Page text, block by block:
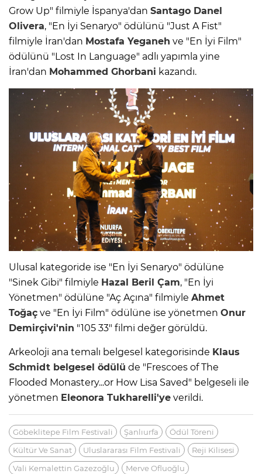
Grow Up" filmiyle İspanya'dan Santago Danel
Olivera, "En İyi Senaryo" ödülünü "Just A Fist"
filmiyle İran'dan Mostafa Yeganeh ve "En İyi Film"
ödülünü "Lost In Language" adlı yapımla yine
İran'dan Mohammed Ghorbani kazandı.
Ulusal kategoride ise "En İyi Senaryo" ödülüne
"Sinek Gibi" filmiyle Hazal Beril Çam, "En İyi
Yönetmen" ödülüne "Aç Açına" filmiyle Ahmet
Toğaç ve "En İyi Film" ödülüne ise yönetmen Onur
Demirçivi'nin "105 33" filmi değer görüldü.
Arkeoloji ana temalı belgesel kategorisinde Klaus
Schmidt belgesel ödülü de "Frescoes of The
Flooded Monastery...or How Lisa Saved" belgeseli ile
yönetmen Eleonora Tukharelli'ye verildi.
Göbeklitepe Film Festivali Şanlıurfa
Ödül Töreni
Kültür Ve Sanat
Uluslararası Film Festivali
Reji Kilisesi
Vali Kemalettin Gazezoğlu
Merve Ofluoğlu